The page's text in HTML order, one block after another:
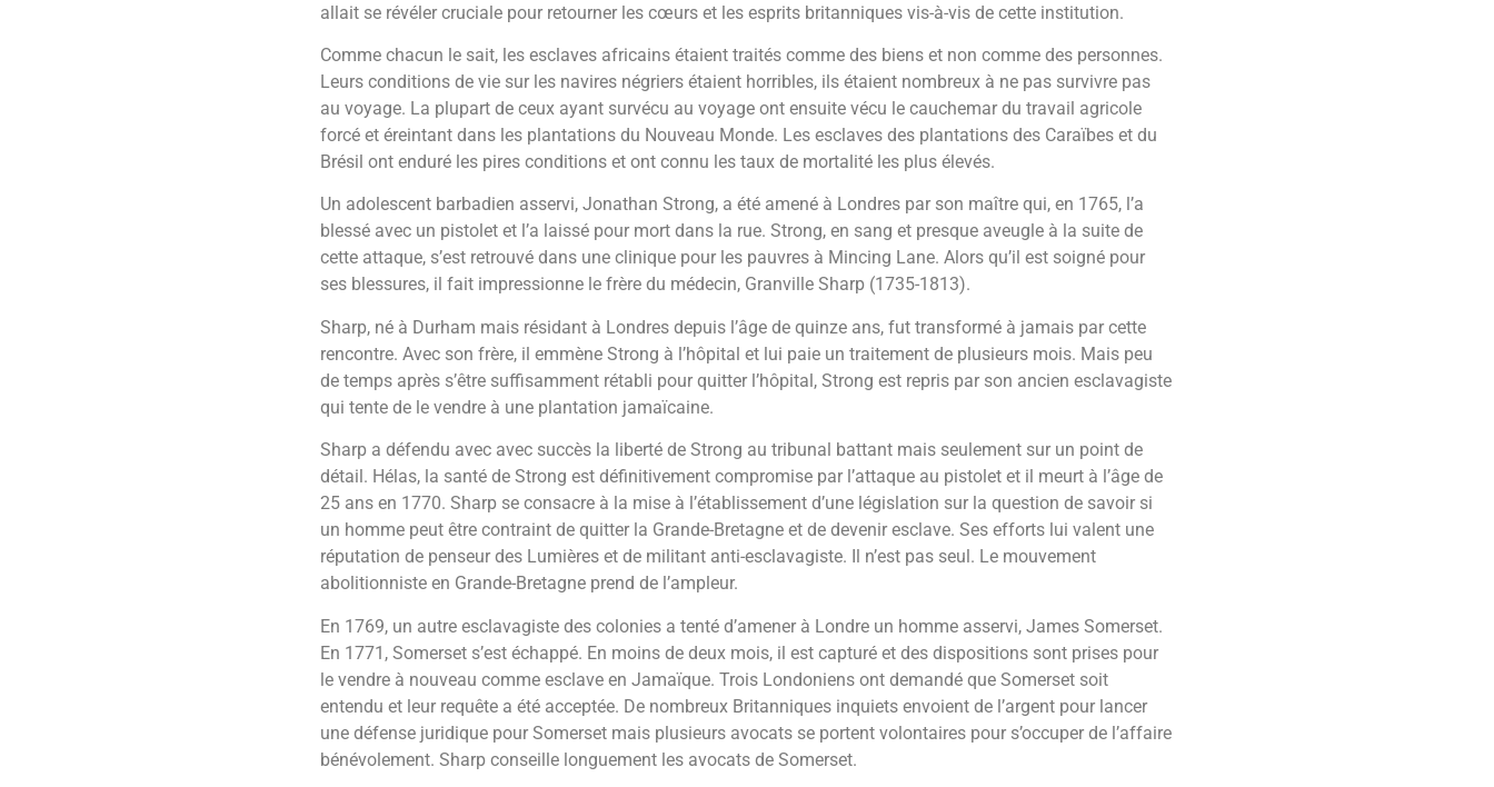
allait se révéler cruciale pour retourner les cœurs et les esprits britanniques vis-à-vis de cette institution.
Comme chacun le sait, les esclaves africains étaient traités comme des biens et non comme des personnes.
Leurs conditions de vie sur les navires négriers étaient horribles, ils étaient nombreux à ne pas survivre pas
au voyage. La plupart de ceux ayant survécu au voyage ont ensuite vécu le cauchemar du travail agricole
forcé et éreintant dans les plantations du Nouveau Monde. Les esclaves des plantations des Caraïbes et du
Brésil ont enduré les pires conditions et ont connu les taux de mortalité les plus élevés.
Un adolescent barbadien asservi, Jonathan Strong, a été amené à Londres par son maître qui, en 1765, l’a
blessé avec un pistolet et l’a laissé pour mort dans la rue. Strong, en sang et presque aveugle à la suite de
cette attaque, s’est retrouvé dans une clinique pour les pauvres à Mincing Lane. Alors qu’il est soigné pour
ses blessures, il fait impressionne le frère du médecin, Granville Sharp (1735-1813).
Sharp, né à Durham mais résidant à Londres depuis l’âge de quinze ans, fut transformé à jamais par cette
rencontre. Avec son frère, il emmène Strong à l’hôpital et lui paie un traitement de plusieurs mois. Mais peu
de temps après s’être suffisamment rétabli pour quitter l’hôpital, Strong est repris par son ancien esclavagiste
qui tente de le vendre à une plantation jamaïcaine.
Sharp a défendu avec avec succès la liberté de Strong au tribunal battant mais seulement sur un point de
détail. Hélas, la santé de Strong est définitivement compromise par l’attaque au pistolet et il meurt à l’âge de
25 ans en 1770. Sharp se consacre à la mise à l’établissement d’une législation sur la question de savoir si
un homme peut être contraint de quitter la Grande-Bretagne et de devenir esclave. Ses efforts lui valent une
réputation de penseur des Lumières et de militant anti-esclavagiste. Il n’est pas seul. Le mouvement
abolitionniste en Grande-Bretagne prend de l’ampleur.
En 1769, un autre esclavagiste des colonies a tenté d’amener à Londre un homme asservi, James Somerset.
En 1771, Somerset s’est échappé. En moins de deux mois, il est capturé et des dispositions sont prises pour
le vendre à nouveau comme esclave en Jamaïque. Trois Londoniens ont demandé que Somerset soit
entendu et leur requête a été acceptée. De nombreux Britanniques inquiets envoient de l’argent pour lancer
une défense juridique pour Somerset mais plusieurs avocats se portent volontaires pour s’occuper de l’affaire
bénévolement. Sharp conseille longuement les avocats de Somerset.